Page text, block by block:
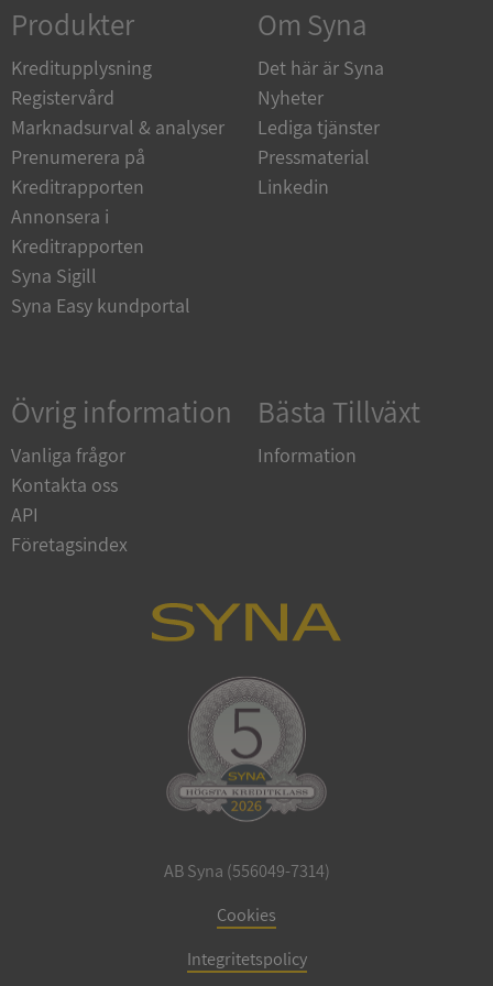
Produkter
Kreditupplysning
Registervård
Marknadsurval & analyser
Prenumerera på
Kreditrapporten
Annonsera i
Kreditrapporten
Syna Sigill
Syna Easy kundportal
Om Syna
Det här är Syna
Nyheter
Lediga tjänster
Pressmaterial
Linkedin
Övrig information
Vanliga frågor
Kontakta oss
API
Företagsindex
Bästa Tillväxt
Information
AB Syna (556049-7314)
Cookies
Integritetspolicy
Oklassificerade
Strikt nödvändiga kakor tillåter
kärnwebbplatsfunktioner som användarinloggning
användas ordentligt utan strikt nödvändiga cookies.
Namn
Leverantör
Domän
ASP.NET_SessionId
Microsoft
Corporation
de.syna.se